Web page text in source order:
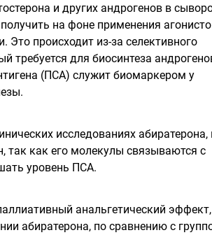
и других андрогенов в
на фоне применения
Это происходит из-за селективного
требуется для биосинтеза
(ПСА) служит биомаркером у
исследованиях абиратерона,
так как его молекулы связываются с
уровень ПСА.
анальгетический эффект,
абиратерона, по сравнению с